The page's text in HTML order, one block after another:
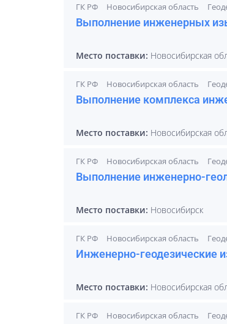
ГК РФ Новосибирская область
Выполнение инженерных
Место поставки: Новосибирская
ГК РФ Новосибирская область
Выполнение комплекса
Место поставки: Новосибирская
ГК РФ Новосибирская область
Выполнение инженерно-
Место поставки: Новосибирск
ГК РФ Новосибирская область
Инженерно-геодезические
Место поставки: Новосибирская
ГК РФ Новосибирская область